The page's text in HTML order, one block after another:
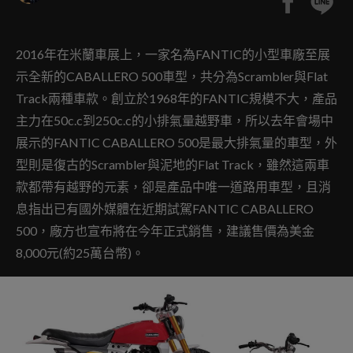
2016年在米蘭車展上，一家名為FANTIC的小型車廠至展
示全新的CABALLERO 500車型，共分為Scrambler與Flat
Track兩種車款。創立於1968年的FANTIC規模不大，產品
主力在50c.c到250c.c的小排氣量越野車，所以去年會場中
展示的FANTIC CABALLERO 500是最大排氣量的車型，外
型則是復古的Scrambler與泥地的Flat Track，雖然這兩車
款都帶有越野的元素，卻是產品中唯一道路用車型，且消
息指出已有國外媒體在近期試駕FANTIC CABALLERO
500，廠方也宣布將在今年正式銷售，建議售價為美金
8,000元(約25萬台幣)。